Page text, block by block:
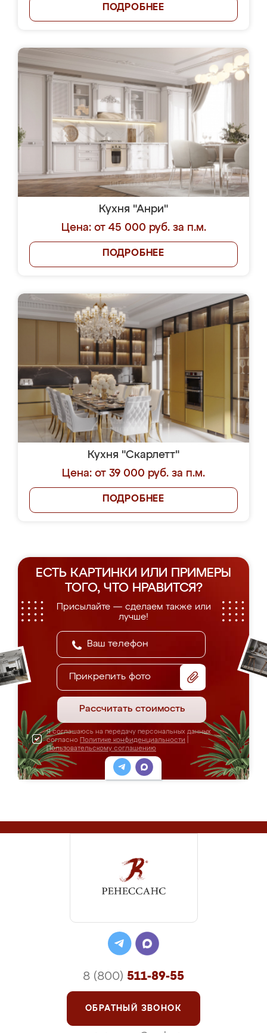
ПОДРОБНЕЕ
Кухня "Анри"
Цена: от 45 000 руб. за п.м.
ПОДРОБНЕЕ
Кухня "Скарлетт"
Цена: от 39 000 руб. за п.м.
ПОДРОБНЕЕ
ЕСТЬ КАРТИНКИ ИЛИ ПРИМЕРЫ
ТОГО, ЧТО НРАВИТСЯ?
Присылайте — сделаем также или
лучше!
Прикрепить фото
Рассчитать стоимость
Я соглашаюсь на передачу персональных данных
согласно Политике конфиденциальности
Пользовательскому соглашению
8 (800) 511-89-55
ОБРАТНЫЙ ЗВОНОК